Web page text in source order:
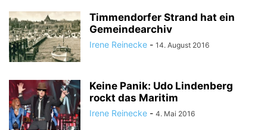
Timmendorfer Strand hat ein
Gemeindearchiv
Irene Reinecke - 14. August 2016
Keine Panik: Udo Lindenberg
rockt das Maritim
Irene Reinecke - 4. Mai 2016